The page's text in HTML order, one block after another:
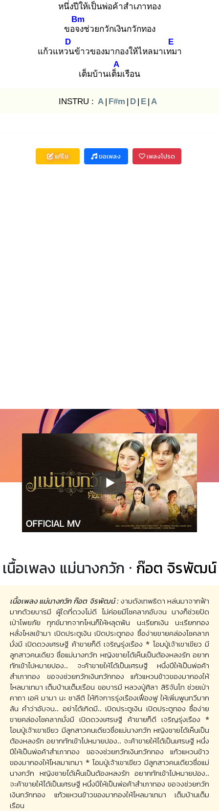
หนึ่งปีให้เป็นพ่อค้าสำเภาทอง
ขอจง
Bm
ช่วยกวักเงินกวักทอง
แก้วแหวน
D
ข้าวของมากองให้ไหลมาเทม
E
า
เต็มบ้านเต็ม
A
เรือน
INSTRU : A | F#m | D | E | A
แก้ไข ขอเพลง เพลงโปรด
เนื้อเพลง แม่นางกวัก · ก๊อต จิรพัฒน์
เนื้อเพลง แม่นางกวัก ก๊อต จิรพัฒน์ : งามดังเทพธิดา หล่นมาจากฟ้า
มากด้วยบารมี ผู้ใดที่ดวงไม่ดี ไม่ค่อยมีโชคลาภอับจน นางก็ช่วยปัด
เป่าโพยภัย ทุกข์มากจากไหนก็ให้หลุดพ้น นะเรียกเงิน นะเรียกทอง
หลั่งไหลเข้ามา เปิดประตูเงิน เปิดประตูทอง ซื้อง่ายขายคล่องโชคลาภ
มั่งมี เปิดดวงเศรษฐี ค้าขายก็ดี เจริญรุ่งเรือง * โอมปู่เจ้าเขาเขียว มี
ลูกสาวคนเดียว ชื่อแม่นางกวัก หญิงชายได้เห็นเป็นต้องหลงรัก อยาก
ทักเข้าไปหมายปอง.. จะค้าขายให้ได้เป็นเศรษฐี หนึ่งปีให้เป็นพ่อค้า
สำเภาทอง ขอจงช่วยกวักเงินกวักทอง แก้วแหวนข้าวของมากองให้
ไหลมาเทมา เต็มบ้านเต็มเรือน ขอบารมี หลวงปู่ศิลา สิริจันโท ช่วยเป่า
คาถา เอหิ มามา นะ ชาลีติ ให้กิจการรุ่งเรืองเฟื่องฟู ให้เพิ่มพูนทวีมาก
ล้น คำว่าอับจน.. อย่าได้เกิดมี.. เปิดประตูเงิน เปิดประตูทอง ซื้อง่าย
ขายคล่องโชคลาภมั่งมี เปิดดวงเศรษฐี ค้าขายก็ดี เจริญรุ่งเรือง *
โอมปู่เจ้าเขาเขียว มีลูกสาวคนเดียวชื่อแม่นางกวัก หญิงชายได้เห็นเป็น
ต้องหลงรัก อยากทักเข้าไปหมายปอง.. จะค้าขายให้ได้เป็นเศรษฐี หนึ่ง
ปีให้เป็นพ่อค้าสำเภาทอง ขอจงช่วยกวักเงินกวักทอง แก้วแหวนข้าว
ของมากองให้ไหลมาเทมา * โอมปู่เจ้าเขาเขียว มีลูกสาวคนเดียวชื่อแม่
นางกวัก หญิงชายได้เห็นเป็นต้องหลงรัก อยากทักเข้าไปหมายปอง..
จะค้าขายให้ได้เป็นเศรษฐี หนึ่งปีให้เป็นพ่อค้าสำเภาทอง ขอจงช่วยกวัก
เงินกวักทอง แก้วแหวนข้าวของมากองให้ไหลมาเทมา เต็มบ้านเต็ม
เรือน